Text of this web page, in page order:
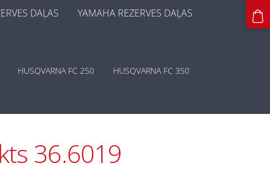
DAĻAS
YAMAHA REZERVES DAĻAS
HUSQVARNA FC 250 HUSQVARNA FC 350
36.6019